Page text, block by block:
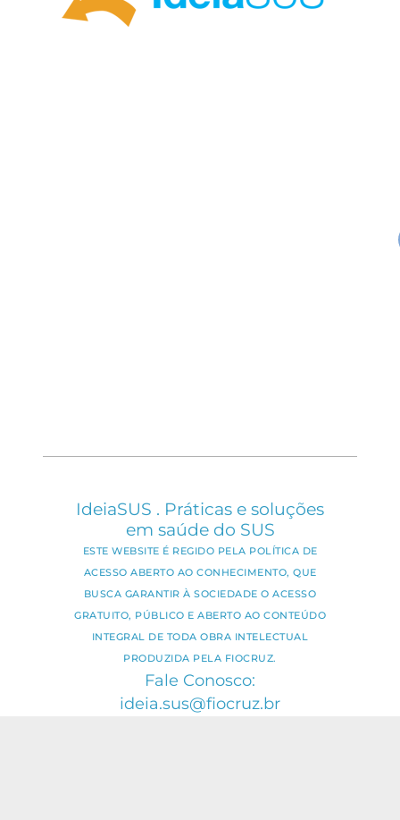
IdeiaSUS . Práticas e soluções
em saúde do SUS
ESTE WEBSITE É REGIDO PELA POLÍTICA DE
ACESSO ABERTO AO CONHECIMENTO, QUE
BUSCA GARANTIR À SOCIEDADE O ACESSO
GRATUITO, PÚBLICO E ABERTO AO CONTEÚDO
INTEGRAL DE TODA OBRA INTELECTUAL
PRODUZIDA PELA FIOCRUZ.
Fale Conosco:
ideia.sus@fiocruz.br